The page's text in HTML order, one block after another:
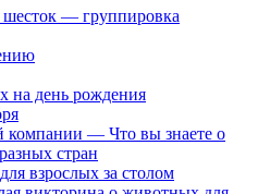
шесток — группировка
на день рождения
компании — Что вы знаете о
стран
взрослых за столом